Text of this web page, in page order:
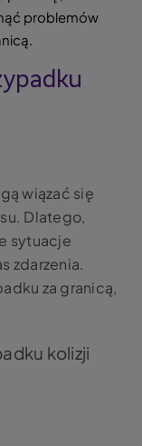
problemów
wiązać się
Dlatego,
sytuacje
zdarzenia.
za granicą,
kolizji